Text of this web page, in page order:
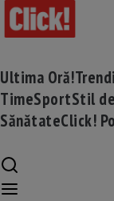
Ultima Oră!
TimeSportStil
SănătateClick!